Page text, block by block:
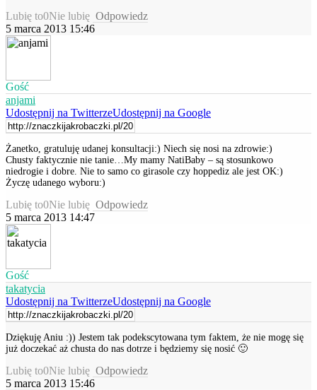
Lubię to0Nie lubię Odpowiedz
5 marca 2013 15:46
Gość
anjami
Udostępnij na TwitterzeUdostępnij na Google
Żanetko, gratuluję udanej konsultacji:) Niech się nosi na zdrowie:)
Chusty faktycznie nie tanie…My mamy NatiBaby – są stosunkowo
niedrogie i dobre. Nie to samo co girasole czy hoppediz ale jest OK:)
Życzę udanego wyboru:)
Lubię to0Nie lubię Odpowiedz
5 marca 2013 14:47
Gość
takatycia
Udostępnij na TwitterzeUdostępnij na Google
Dziękuję Aniu :)) Jestem tak podekscytowana tym faktem, że nie mogę się
już doczekać aż chusta do nas dotrze i będziemy się nosić 🙂
Lubię to0Nie lubię Odpowiedz
5 marca 2013 15:46